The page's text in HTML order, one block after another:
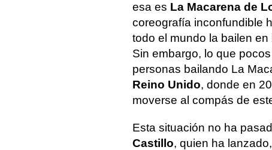
esa es La Macarena de
coreografía inconfundible
todo el mundo la bailen
Sin embargo, lo que
personas bailando La
Reino Unido, donde en
moverse al compás de
Esta situación no ha
Castillo, quien ha